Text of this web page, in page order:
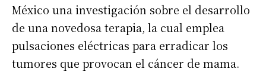
México una investigación sobre el desarrollo
de una novedosa terapia, la cual emplea
pulsaciones eléctricas para erradicar los
tumores que provocan el cáncer de mama.